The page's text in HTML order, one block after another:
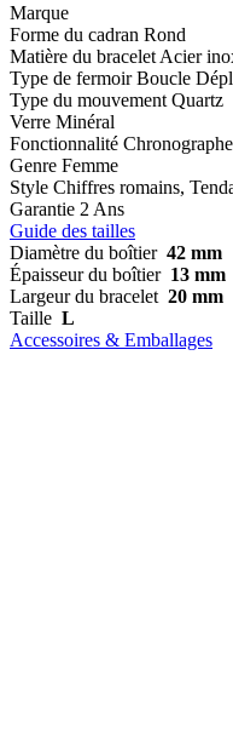
Marque
Forme du cadran Rond
Matière du bracelet Acier
Type de fermoir Boucle
Type du mouvement Quartz
Verre Minéral
Fonctionnalité Chronographe
Genre Femme
Style Chiffres romains,
Garantie 2 Ans
Guide des tailles
Diamètre du boîtier 42 mm
Épaisseur du boîtier 13 mm
Largeur du bracelet 20 mm
Taille L
Accessoires & Emballages